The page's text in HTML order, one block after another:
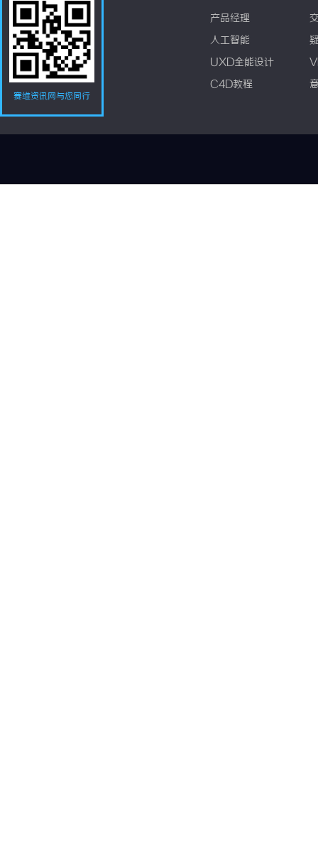
赛维资讯网与您同行
产品经理
人工智能
UXD全能设计
C4D教程